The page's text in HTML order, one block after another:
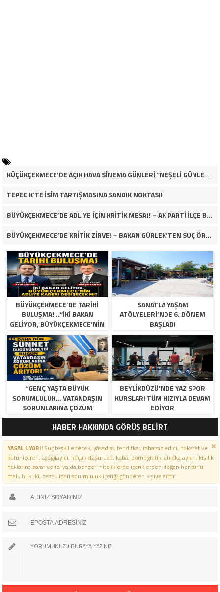
KÜÇÜKÇEKMECE’DE AÇIK HAVA SİNEMA GÜNLERİ “NEŞELİ GÜNLER” İLE BAŞLADI
TEPECIK’TE İSİM TARTIŞMASINA SANDIK NOKTASI!
BÜYÜKÇEKMECE’DE ADLİYE İÇİN KRİTİK MESAJ! – AK PARTİ İLÇE BAŞKANI RASİM YAĞAR: “SOMUT VE SEVİNDİRİCİ GELİŞMELER BEKLİYORUZ”
BÜYÜKÇEKMECE’DE KRİTİK ZİRVE! – BAKAN GÜRLEK’TEN SUÇ ÖRGÜTLERİNE NET MESAJ: “YAPTIĞINIZ YANINIZA KÂR KALMAYACAK!”
BÜYÜKÇEKMECE’DE TARİHİ
BULUŞMA!…“İKİ BAKAN
GELİYOR, BÜYÜKÇEKMECE’NİN
ADLİYE KADERİ DEĞİŞECEK
Mİ?”
SANATLA YAŞAM
ATÖLYELERİ’NDE 6. DÖNEM
BAŞLADI
“GENÇ YAŞTA BÜYÜK
SORUMLULUK… VATANDAŞIN
SORUNLARINA ÇÖZÜM
ARIYOR!”
BEYLİKDÜZÜ’NDE YAZ SPOR
KURSLARI TÜM HIZIYLA DEVAM
EDİYOR
HABER HAKKINDA GÖRÜŞ BELİRT
YASAL UYARI!Suç teşkil edecek, yasadışı, tehditkar, rahatsız edici, hakaret ve
küfür içeren, aşağılayıcı, küçük düşürücü, kaba, pornografik, ahlaka aykırı, kişilik
haklarına zarar verici ya da benzeri niteliklerde içeriklerden doğan her türlü
mali, hukuki, cezai, idari sorumluluk içeriği gönderen kişiye aittir.